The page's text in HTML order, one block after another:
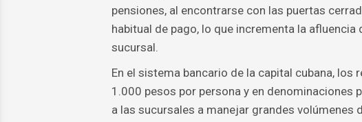
pensiones, al encontrarse con las puertas
habitual de pago, lo que incrementa la
sucursal.
En el sistema bancario de la capital cubana,
1.000 pesos por persona y en denominaciones
a las sucursales a manejar grandes volúmenes